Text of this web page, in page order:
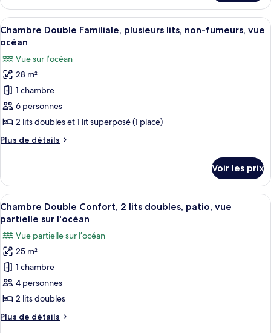
2
lits
doubles,
balcon,
vue
océan
le
type
de
chambre
Double,
2
lits
doubles,
balcon,
océan
Afficher
toutes
photos
pour
ce
type
de
chambre :
Chambre
Familiale,
plusieurs
lits,
non-
fumeurs,
vue
océan
Une chambre avec des lits
10
Chambre Double Familiale, plusieurs lits, non-fumeurs, vue
océan
Vue sur l’océan
28 m²
1 chambre
6 personnes
2 lits doubles et 1 lit superposé (1 place)
Plus de détails
Plus
le
type
de
chambre
Chambre
Double
Familiale,
plusieurs
lits,
non-
vue
océan
Voir les prix
Afficher
toutes
les
photos
pour
ce
type
de
chambre :
Chambre
Coffres-forts dans les chambres,
11
Chambre Double Confort, 2 lits doubles, patio, vue
partielle sur l'océan
Vue partielle sur l’océan
25 m²
1 chambre
4 personnes
2 lits doubles
Plus de détails
Plus